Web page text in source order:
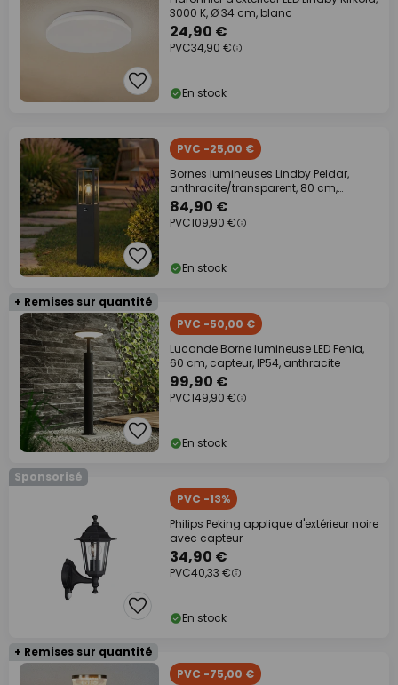
3000 K, Ø 34 cm, blanc
24,90 €
PVC34,90 €
En stock
PVC -25,00 €
Bornes lumineuses Lindby Peldar,
anthracite/transparent, 80 cm,
capteur
84,90 €
PVC109,90 €
En stock
+ Remises sur quantité
PVC -50,00 €
Lucande Borne lumineuse LED Fenia,
60 cm, capteur, IP54, anthracite
99,90 €
PVC149,90 €
En stock
Sponsorisé
PVC -13%
Philips Peking applique d'extérieur noire
avec capteur
34,90 €
PVC40,33 €
En stock
+ Remises sur quantité
PVC -75,00 €